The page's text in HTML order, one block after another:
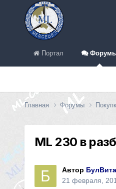
Портал
Главная Форумы
ML 230 в
Автор
21 февраля,